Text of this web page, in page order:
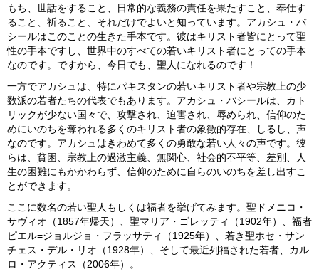
もち、世話をすること、日常的な義務の責任を果たすこと、奉仕す
ること、祈ること、それだけでよいと知っています。アカシュ・バ
シールはこのことの生きた手本です。彼はキリスト者皆にとって聖
性の手本ですし、世界中のすべての若いキリスト者にとっての手本
なのです。ですから、今日でも、聖人になれるのです！
一方でアカシュは、特にパキスタンの若いキリスト者や宗教上の少
数派の若者たちの代表でもあります。アカシュ・バシールは、カト
リックが少ない国々で、攻撃され、迫害され、辱められ、信仰のた
めにいのちを奪われる多くのキリスト者の象徴的存在、しるし、声
なのです。アカシュはきわめて多くの勇敢な若い人々の声です。彼
らは、貧困、宗教上の過激主義、無関心、社会的不平等、差別、人
生の困難にもかかわらず、信仰のために自らのいのちを差し出すこ
とができます。
ここに数名の若い聖人もしくは福者を挙げてみます。聖ドメニコ・
サヴィオ（1857年帰天）、聖マリア・ゴレッティ（1902年）、福者
ピエル=ジョルジョ・フラッサティ（1925年）、若き聖ホセ・サン
チェス・デル・リオ（1928年）、そして最近列福された若者、カル
ロ・アクティス（2006年）。